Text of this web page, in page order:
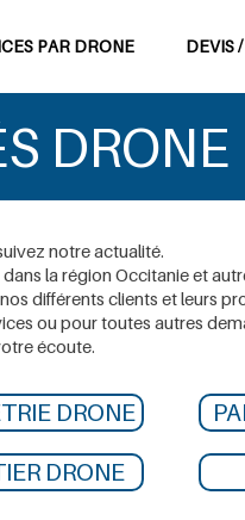
PAR DRONE DEVIS
S DRONE
notre actualité.
la région Occitanie et
différents clients et leurs
ou pour toutes autres
écoute.
DRONE
DRONE